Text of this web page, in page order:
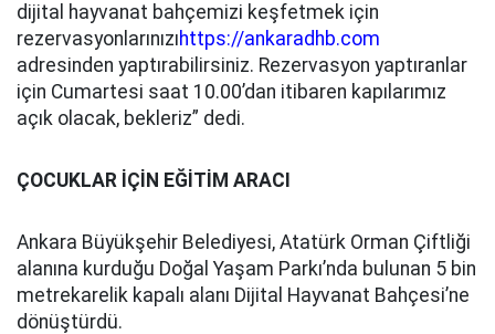
dijital hayvanat bahçemizi keşfetmek için
rezervasyonlarınızıhttps://ankaradhb.com
adresinden yaptırabilirsiniz. Rezervasyon yaptıranlar
için Cumartesi saat 10.00’dan itibaren kapılarımız
açık olacak, bekleriz” dedi.
ÇOCUKLAR İÇİN EĞİTİM ARACI
Ankara Büyükşehir Belediyesi, Atatürk Orman Çiftliği
alanına kurduğu Doğal Yaşam Parkı’nda bulunan 5 bin
metrekarelik kapalı alanı Dijital Hayvanat Bahçesi’ne
dönüştürdü.